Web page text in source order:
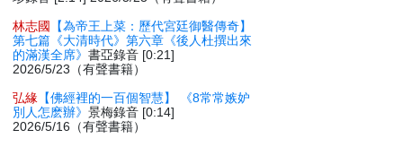
林志國
【為帝王上菜：歷代宮廷御醫傳奇】
第七篇《大清時代》第六章《後人杜撰出來
的滿漢全席》書亞錄音 [0:21]
2026/5/23（有聲書籍）
弘緣 【佛經裡的一百個智慧】 《8常常嫉妒
別人怎麽辦》景梅錄音 [0:14]
2026/5/16（有聲書籍）